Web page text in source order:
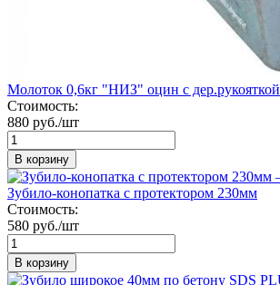
Молоток 0,6кг "НИЗ" оцин с дер.рукояткой
Стоимость:
880 руб./шт
В корзину
Зубило-конопатка с протектором 230мм
Стоимость:
580 руб./шт
В корзину